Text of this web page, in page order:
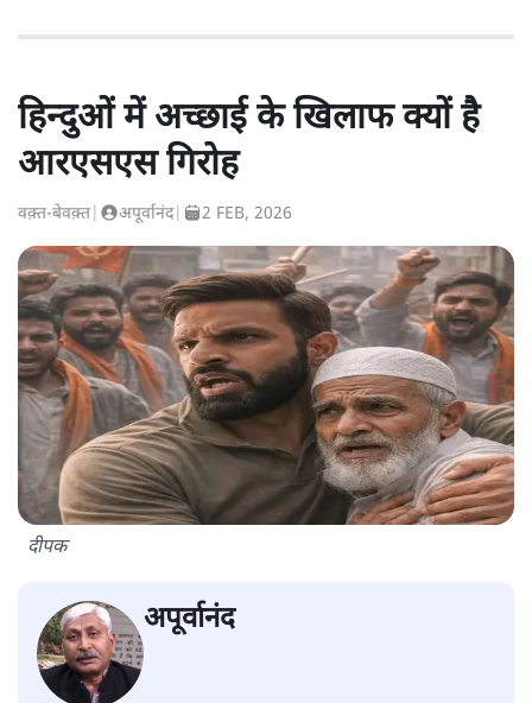
हिन्दुओं में अच्छाई के खिलाफ क्यों है
आरएसएस गिरोह
वक़्त-बेवक़्त अपूर्वानंद| 2 FEB, 2026
दीपक
अपूर्वानंद